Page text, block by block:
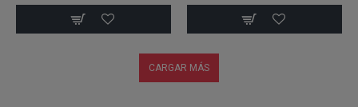
CARGAR MÁS